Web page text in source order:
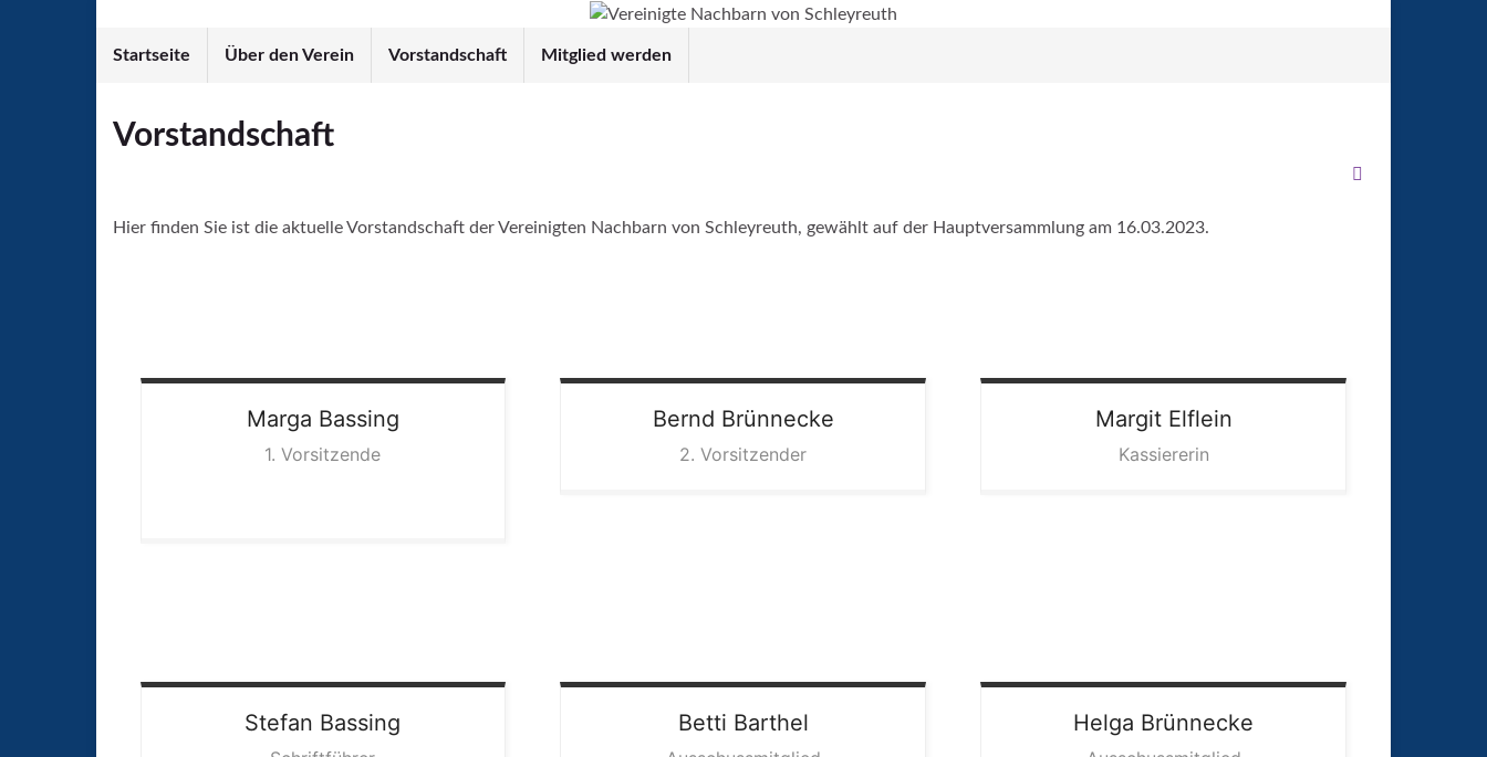
Startseite Über den Verein Vorstandschaft Mitglied werden
Vorstandschaft
Hier finden Sie ist die aktuelle Vorstandschaft der Vereinigten Nachbarn von Schleyreuth, gewählt auf der Hauptversammlung am 16.03.2023.
Marga Bassing
1. Vorsitzende
Bernd Brünnecke
2. Vorsitzender
Margit Elflein
Kassiererin
Stefan Bassing Betti Barthel Helga Brünnecke